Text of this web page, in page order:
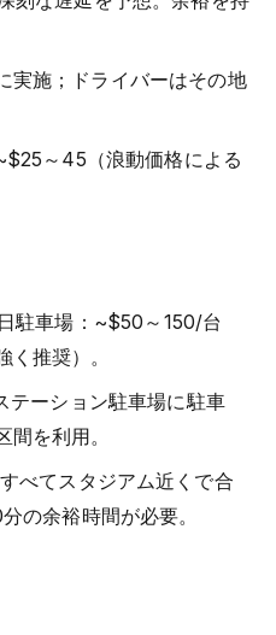
実施；ドライバーはその地
～45（浪動価格による
駐車場：~$50～150/台
く推奨）。
ーション駐車場に駐車
を利用。
べてスタジアム近くで合
余裕時間が必要。